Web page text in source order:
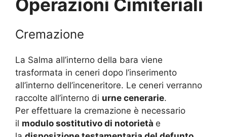
Operazioni Cimiteriali
Cremazione
La Salma all’interno della bara viene
trasformata in ceneri dopo l’inserimento
all’interno dell’inceneritore. Le ceneri verranno
raccolte all’interno di urne cenerarie.
Per effettuare la cremazione è necessario
il modulo sostitutivo di notorietà e